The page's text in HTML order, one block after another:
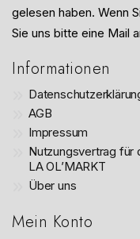
gelesen haben. Wenn
Sie uns bitte eine Mail
Informationen
AGB
Impressum
Nutzungsvertrag für
LA OL’MARKT
Über uns
Mein Konto